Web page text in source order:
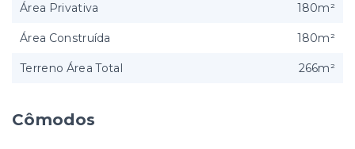
Cômodos
Área Privativa 180m²
Área Construída 180m²
Terreno Área Total 266m²